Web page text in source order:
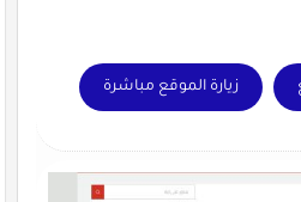
زيارة الموقع مباشرة